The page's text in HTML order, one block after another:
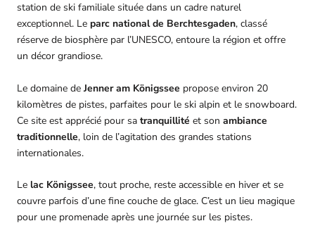
station de ski familiale située dans un cadre naturel
exceptionnel. Le parc national de Berchtesgaden, classé
réserve de biosphère par l’UNESCO, entoure la région et offre
un décor grandiose.
Le domaine de Jenner am Königssee propose environ 20
kilomètres de pistes, parfaites pour le ski alpin et le snowboard.
Ce site est apprécié pour sa tranquillité et son ambiance
traditionnelle, loin de l’agitation des grandes stations
internationales.
Le lac Königssee, tout proche, reste accessible en hiver et se
couvre parfois d’une fine couche de glace. C’est un lieu magique
pour une promenade après une journée sur les pistes.